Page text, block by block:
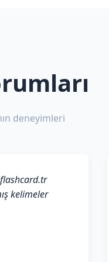
deneyimleri
flashcard.tr
kelimeler